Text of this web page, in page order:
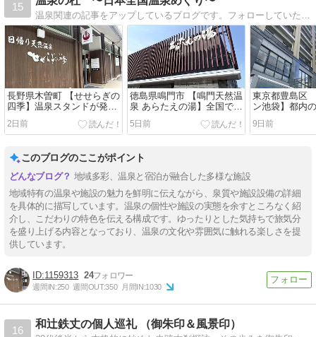
15
温泉関連の記事をアップしているブログです。フォローしていただければ嬉しいですので、よろしくお願いいたします。
長野県木曽町 【せせらぎの
四季】温泉スタンドが発祥
の施設
2日前
徳島県鳴門市 【鳴門天然温
泉 あらたえの湯】全国でも
珍しい競艇場の温泉
5日前
東京都豊島区
ン池袋】都内
テルの黒湯
9日前
このブログのここがポイント
地域多彩、温泉と宿泊が融合した多様な施設
地域特有の温泉や施設の魅力を鮮明に伝えながら、泉質や施設設備の詳細
を具体的に描写しています。温泉の個性や施設の実態を余すところなく紹
介し、こだわりの特色を伝える構成です。ゆったりとした気持ちで旅気分
を盛り上げる内容となっており、温泉の文化や雰囲気に触れる楽しさを提
供しています。
1159313 24
週間IN:250 週間OUT:350 月間IN:1030
16
和辻鉄丈の個人巡礼 （御朱印＆風景印）